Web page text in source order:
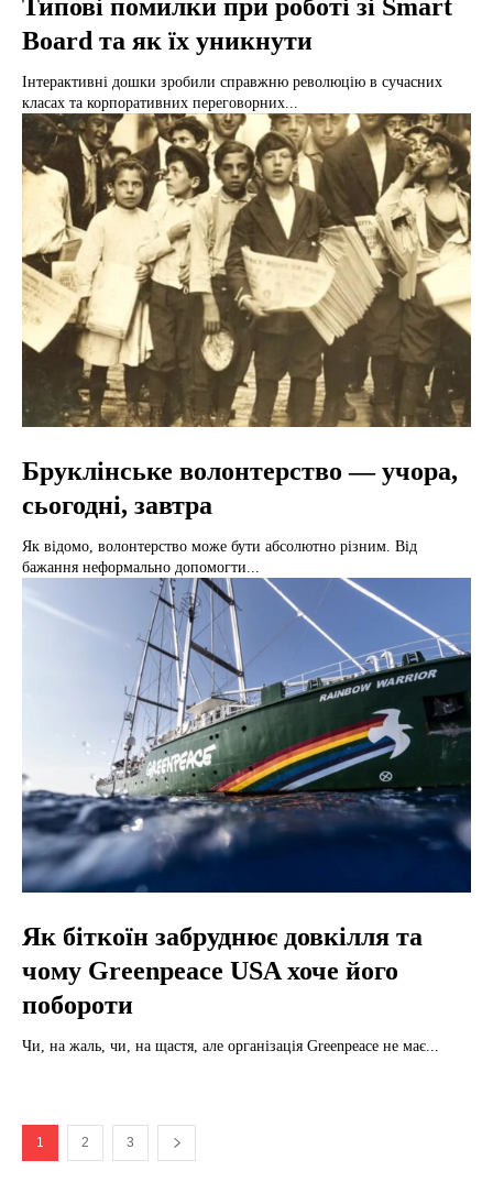
Типові помилки при роботі зі Smart
Board та як їх уникнути
Інтерактивні дошки зробили справжню революцію в сучасних
класах та корпоративних переговорних...
Бруклінське волонтерство — учора,
сьогодні, завтра
Як відомо, волонтерство може бути абсолютно різним. Від
бажання неформально допомогти...
Як біткоїн забруднює довкілля та
чому Greenpeace USA хоче його
побороти
Чи, на жаль, чи, на щастя, але організація Greenpeace не має...
1 2 3